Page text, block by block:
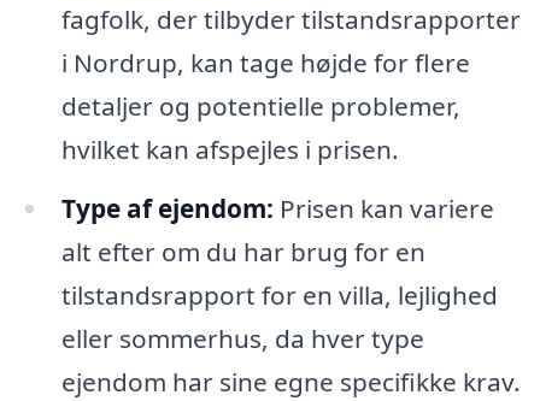
fagfolk, der tilbyder tilstandsrapporter
i Nordrup, kan tage højde for flere
detaljer og potentielle problemer,
hvilket kan afspejles i prisen.
Type af ejendom: Prisen kan variere
alt efter om du har brug for en
tilstandsrapport for en villa, lejlighed
eller sommerhus, da hver type
ejendom har sine egne specifikke krav.